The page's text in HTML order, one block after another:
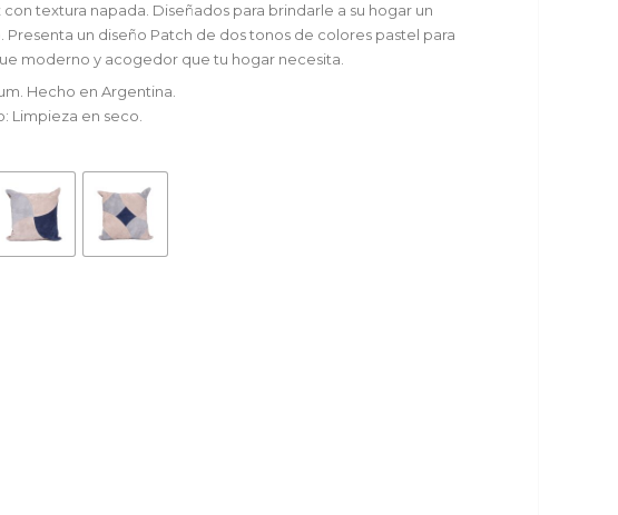
textura napada. Diseñados para brindarle a su hogar un
Presenta un diseño Patch de dos tonos de colores pastel para
moderno y acogedor que tu hogar necesita.
Hecho en Argentina.
Limpieza en seco.